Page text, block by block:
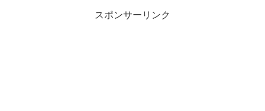
スポンサーリンク